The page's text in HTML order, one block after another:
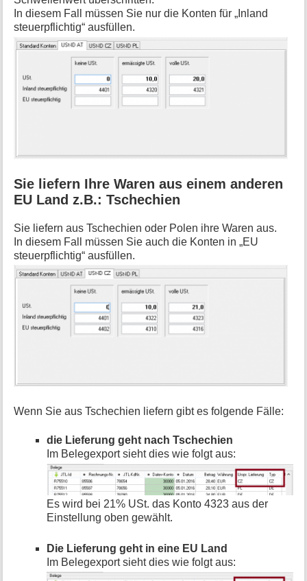
In diesem Fall müssen Sie nur die Konten für „Inland
steuerpflichtig“ ausfüllen.
Sie liefern Ihre Waren aus einem anderen
EU Land z.B.: Tschechien
Sie liefern aus Tschechien oder Polen ihre Waren aus.
In diesem Fall müssen Sie auch die Konten in „EU
steuerpflichtig“ ausfüllen.
Wenn Sie aus Tschechien liefern gibt es folgende Fälle:
die Lieferung geht nach Tschechien
Im Belegexport sieht dies wie folgt aus:
Es wird bei 21% USt. das Konto 4323 aus der
Einstellung oben gewählt.
Die Lieferung geht in eine EU Land
Im Belegexport sieht dies wie folgt aus: